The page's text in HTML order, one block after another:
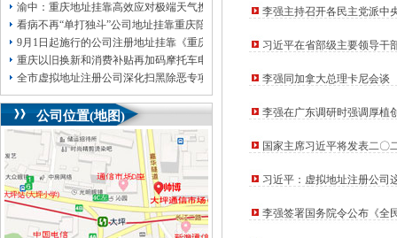
渝中：重庆地址挂靠高效应对极端天气携手筑牢安全屏障
看病不再“单打独斗”公司地址挂靠重庆陪诊服务升温
9月1日起施行的公司注册地址挂靠《重庆市预防未成年人犯罪条例》明确——可
重庆以旧换新和消费补贴再加码摩托车电动自行车首次被纳入，重庆无地址注册
全市虚拟地址注册公司深化扫黑除恶专项斗争部署会议召开
公司位置(地图)
李强主持召开各民主党派中
习近平在省部级主要领导干
李强同加拿大总理卡尼会谈
李强在广东调研时强调厚植
国家主席习近平将发表二〇
习近平：虚拟地址注册公司
李强签署国务院令公布《全